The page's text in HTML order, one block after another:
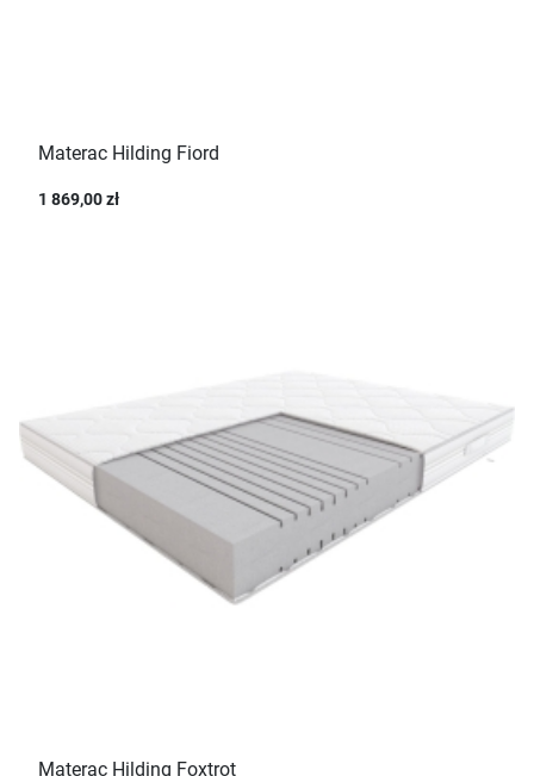
Materac Hilding Fiord
1 869,00 zł
Materac Hilding Foxtrot